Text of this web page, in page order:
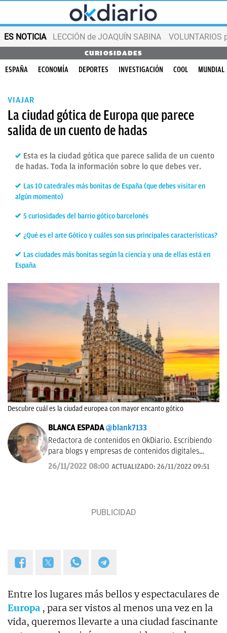
ES NOTICIA LECCIÓN de JOAQUÍN SABINA VOLUNTARIOS
CURIOSIDADES
ESPAÑA ECONOMÍA DEPORTES INVESTIGACIÓN COOL MUNDIAL
VIAJAR
La ciudad gótica de Europa que parece
salida de un cuento de hadas
Esta es la ciudad gótica que parece salida de un cuento
de hadas. Toda la información sobre lo que debes ver.
Las 10 catedrales más bonitas de España (que debes visitar en
algún momento)
5 curiosidades del barrio gótico barcelonés
¿Qué es el arte Gótico y cuáles son sus principales características?
Las ciudades más bonitas según la ciencia y una de ellas está en
España
Descubre cuál es la ciudad europea con mayor encanto gótico
BLANCA ESPADA @blank7133
Redactora de contenidos en OkDiario. Escribiendo
para blogs y empresas de contenidos digitales
desde 2007.
26/11/2022 08:00 ACTUALIZADO: 26/11/2022 09:51
Entre los lugares más bellos y espectaculares de
Europa , para ser vistos al menos una vez en la
vida, queremos llevarte a una ciudad fascinante